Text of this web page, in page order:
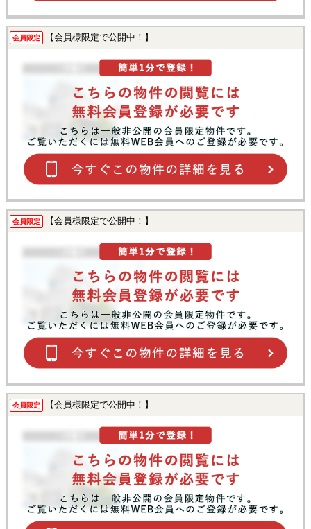
会員限定 【会員様限定で公開中！】
会員限定 【会員様限定で公開中！】
会員限定 【会員様限定で公開中！】